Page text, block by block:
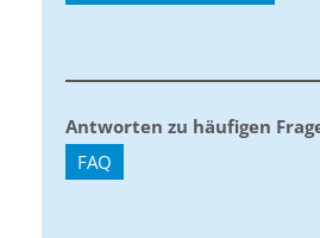
Antworten zu häufigen
FAQ